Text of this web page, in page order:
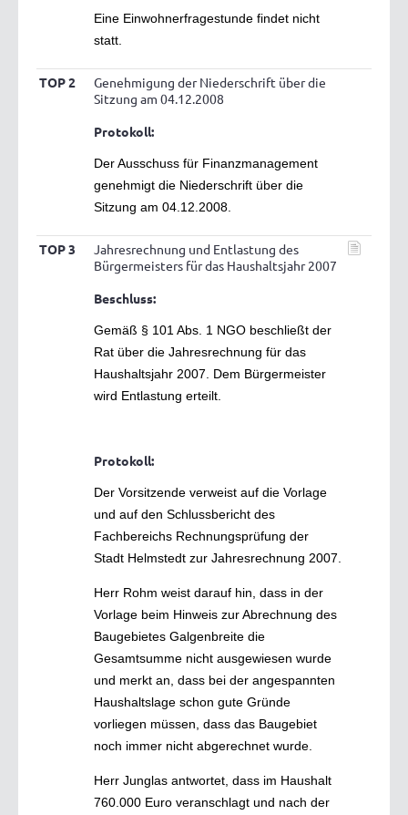
Eine Einwohnerfragestunde findet nicht
statt.
TOP 2
Genehmigung der Niederschrift über die
Sitzung am 04.12.2008
Protokoll:
Der Ausschuss für Finanzmanagement
genehmigt die Niederschrift über die
Sitzung am 04.12.2008.
TOP 3
Jahresrechnung und Entlastung des
Bürgermeisters für das Haushaltsjahr 2007
Beschluss:
Gemäß § 101 Abs. 1 NGO beschließt der
Rat über die Jahresrechnung für das
Haushaltsjahr 2007. Dem Bürgermeister
wird Entlastung erteilt.
Protokoll:
Der Vorsitzende verweist auf die Vorlage
und auf den Schlussbericht des
Fachbereichs Rechnungsprüfung der
Stadt Helmstedt zur Jahresrechnung 2007.
Herr Rohm weist darauf hin, dass in der
Vorlage beim Hinweis zur Abrechnung des
Baugebietes Galgenbreite die
Gesamtsumme nicht ausgewiesen wurde
und merkt an, dass bei der angespannten
Haushaltslage schon gute Gründe
vorliegen müssen, dass das Baugebiet
noch immer nicht abgerechnet wurde.
Herr Junglas antwortet, dass im Haushalt
760.000 Euro veranschlagt und nach der